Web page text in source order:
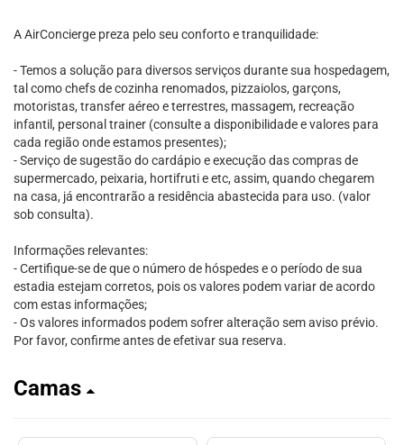
A AirConcierge preza pelo seu conforto e tranquilidade:
- Temos a solução para diversos serviços durante sua hospedagem,
tal como chefs de cozinha renomados, pizzaiolos, garçons,
motoristas, transfer aéreo e terrestres, massagem, recreação
infantil, personal trainer (consulte a disponibilidade e valores para
cada região onde estamos presentes);
- Serviço de sugestão do cardápio e execução das compras de
supermercado, peixaria, hortifruti e etc, assim, quando chegarem
na casa, já encontrarão a residência abastecida para uso. (valor
sob consulta).
Informações relevantes:
- Certifique-se de que o número de hóspedes e o período de sua
estadia estejam corretos, pois os valores podem variar de acordo
com estas informações;
- Os valores informados podem sofrer alteração sem aviso prévio.
Por favor, confirme antes de efetivar sua reserva.
Camas